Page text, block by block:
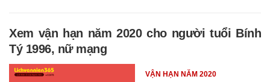
Xem vận hạn năm 2020 cho người tuổi Bính
Tý 1996, nữ mạng
VẬN HẠN NĂM 2020